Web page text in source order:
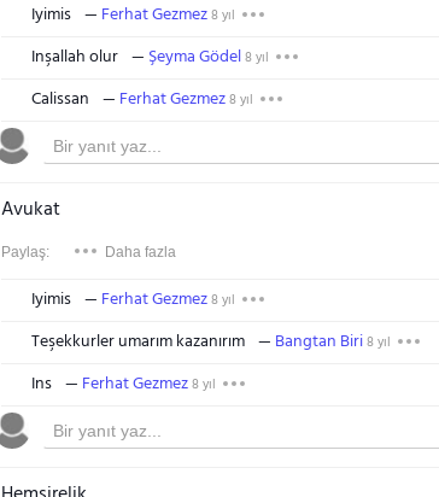
Iyimis Ferhat Gezmez8 yıl
Inşallah olur Şeyma Gödel8 yıl
Calissan Ferhat Gezmez8 yıl
Avukat
Paylaş: Daha fazla
Iyimis Ferhat Gezmez8 yıl
Teşekkurler umarım kazanırım Bangtan Biri8 yıl
Ins Ferhat Gezmez8 yıl